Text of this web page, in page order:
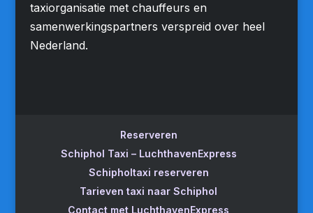
taxiorganisatie met chauffeurs en
samenwerkingspartners verspreid over heel
Nederland.
Reserveren
Schiphol Taxi – LuchthavenExpress
Schipholtaxi reserveren
Tarieven taxi naar Schiphol
Contact met LuchthavenExpress